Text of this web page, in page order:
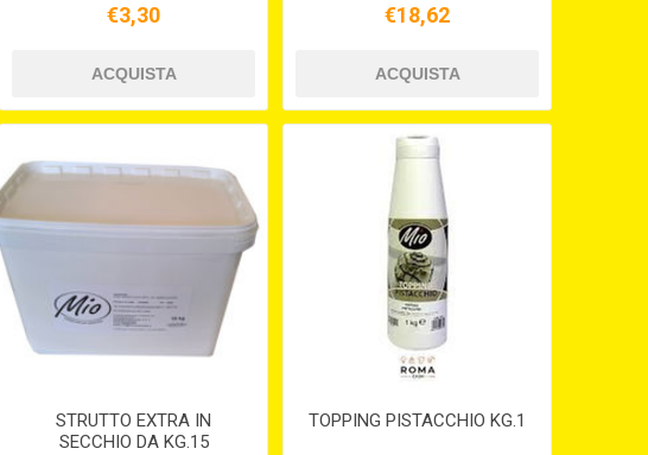
€3,30 €18,62
STRUTTO EXTRA IN
SECCHIO DA KG.15
TOPPING PISTACCHIO KG.1